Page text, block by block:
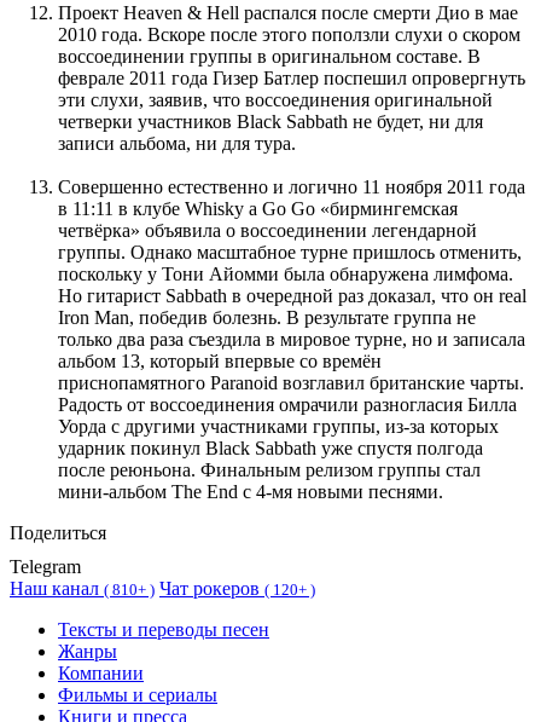
Проект Heaven & Hell распался после смерти Дио в мае
2010 года. Вскоре после этого поползли слухи о скором
воссоединении группы в оригинальном составе. В
феврале 2011 года Гизер Батлер поспешил опровергнуть
эти слухи, заявив, что воссоединения оригинальной
четверки участников Black Sabbath не будет, ни для
записи альбома, ни для тура.
Совершенно естественно и логично 11 ноября 2011 года
в 11:11 в клубе Whisky a Go Go «бирмингемская
четвёрка» объявила о воссоединении легендарной
группы. Однако масштабное турне пришлось отменить,
поскольку у Тони Айомми была обнаружена лимфома.
Но гитарист Sabbath в очередной раз доказал, что он real
Iron Man, победив болезнь. В результате группа не
только два раза съездила в мировое турне, но и записала
альбом 13, который впервые со времён
приснопамятного Paranoid возглавил британские чарты.
Радость от воссоединения омрачили разногласия Билла
Уорда с другими участниками группы, из-за которых
ударник покинул Black Sabbath уже спустя полгода
после реюньона. Финальным релизом группы стал
мини-альбом The End с 4-мя новыми песнями.
Поделиться
Telegram
Наш канал ( 810+ ) Чат рокеров ( 120+ )
Тексты и переводы песен
Жанры
Компании
Фильмы и сериалы
Книги и пресса